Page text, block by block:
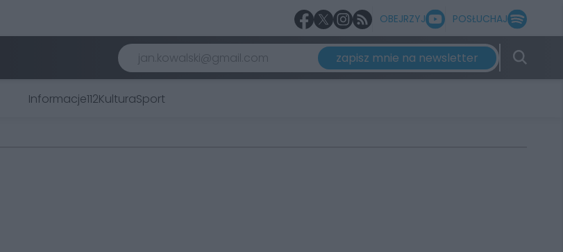
OBEJRZYJ POSŁUCHAJ
zapisz mnie na newsletter
Informacje112KulturaSport